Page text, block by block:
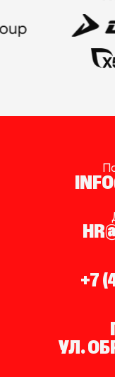
+7
УЛ.